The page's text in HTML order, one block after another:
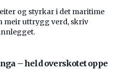
og styrkar i det maritime
meir uttrygg verd, skriv
– held overskotet oppe